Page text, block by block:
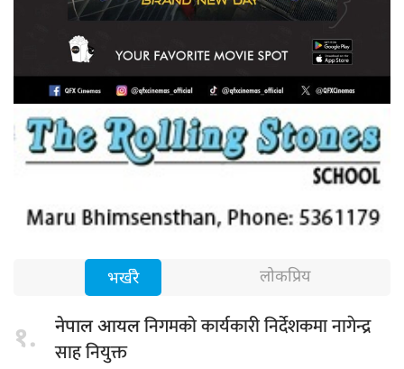
भर्खरै लोकप्रिय
१. नेपाल आयलनिगमको कार्यकारी निर्देशकमा नागेन्द्र
साह नियुक्त